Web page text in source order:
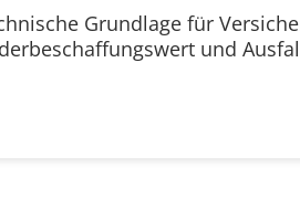
Grundlage für
und